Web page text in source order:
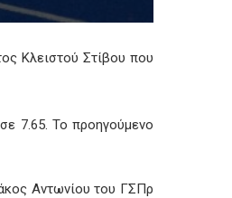
Κλειστού Στίβου που
7.65. Το προηγούμενο
Αντωνίου του ΓΣΠρ